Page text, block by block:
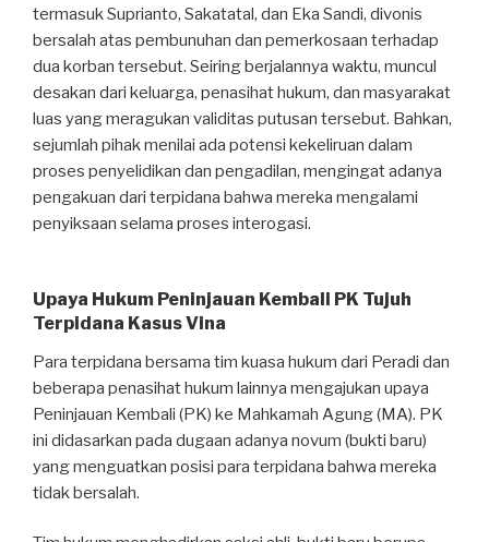
termasuk Suprianto, Sakatatal, dan Eka Sandi, divonis
bersalah atas pembunuhan dan pemerkosaan terhadap
dua korban tersebut. Seiring berjalannya waktu, muncul
desakan dari keluarga, penasihat hukum, dan masyarakat
luas yang meragukan validitas putusan tersebut. Bahkan,
sejumlah pihak menilai ada potensi kekeliruan dalam
proses penyelidikan dan pengadilan, mengingat adanya
pengakuan dari terpidana bahwa mereka mengalami
penyiksaan selama proses interogasi.
Upaya Hukum Peninjauan Kembali PK Tujuh
Terpidana Kasus Vina
Para terpidana bersama tim kuasa hukum dari Peradi dan
beberapa penasihat hukum lainnya mengajukan upaya
Peninjauan Kembali (PK) ke Mahkamah Agung (MA). PK
ini didasarkan pada dugaan adanya novum (bukti baru)
yang menguatkan posisi para terpidana bahwa mereka
tidak bersalah.